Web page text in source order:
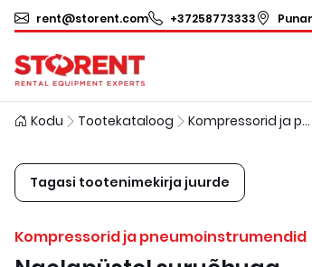
rent@storent.com +37258773333
Kodu Tootekataloog Kompressorid ja pneumoinstrumendid
Tagasi tootenimekirja juurde
Kompressorid ja pneumoinstrumendid